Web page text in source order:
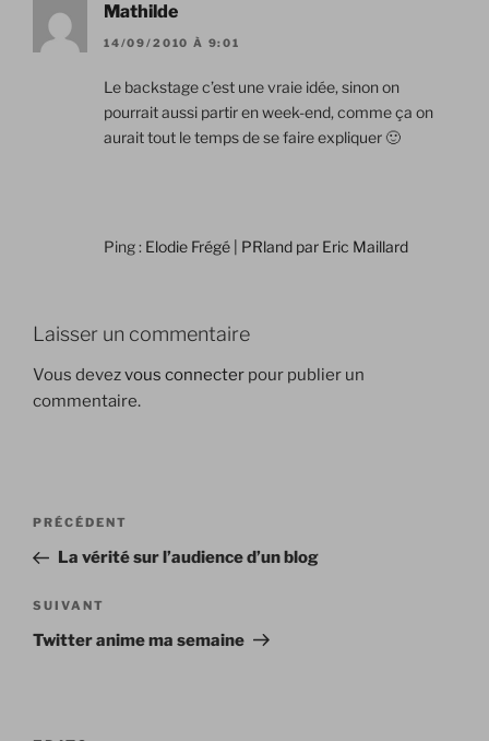
Mathilde
14/09/2010 À 9:01
Le backstage c’est une vraie idée, sinon on
pourrait aussi partir en week-end, comme ça on
aurait tout le temps de se faire expliquer 🙂
Ping : Elodie Frégé | PRland par Eric Maillard
Laisser un commentaire
Vous devezvous connecter pour publier un
commentaire.
Navigation
l’article
Article
précédent
PRÉCÉDENT
La vérité sur l’audience d’un blog
Article
suivant
SUIVANT
Twitter anime ma semaine